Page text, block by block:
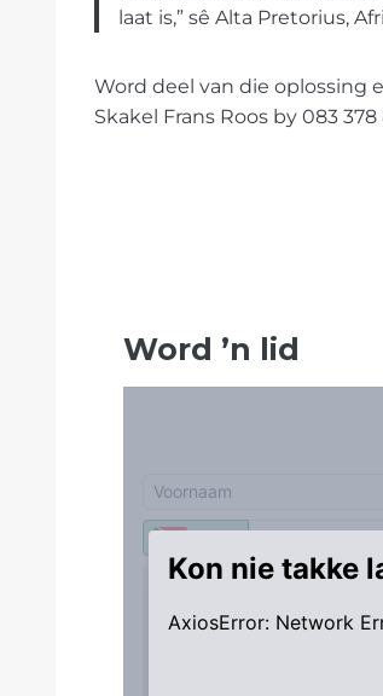
laat is,” sê Alta Pretorius,
Word deel van die oplossing
Skakel Frans Roos by 083 378
Word ’n lid